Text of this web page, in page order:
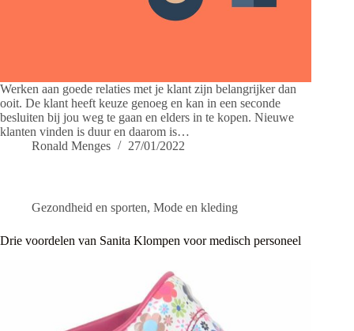
Werken aan goede relaties met je klant zijn belangrijker dan
ooit. De klant heeft keuze genoeg en kan in een seconde
besluiten bij jou weg te gaan en elders in te kopen. Nieuwe
klanten vinden is duur en daarom is…
Ronald Menges
27/01/2022
Gezondheid en sporten, Mode en kleding
Drie voordelen van Sanita Klompen voor medisch personeel